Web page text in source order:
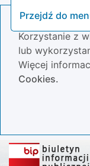
Przejdź do
Nasza strona
Korzystanie z
lub
Więcej
Cookies.